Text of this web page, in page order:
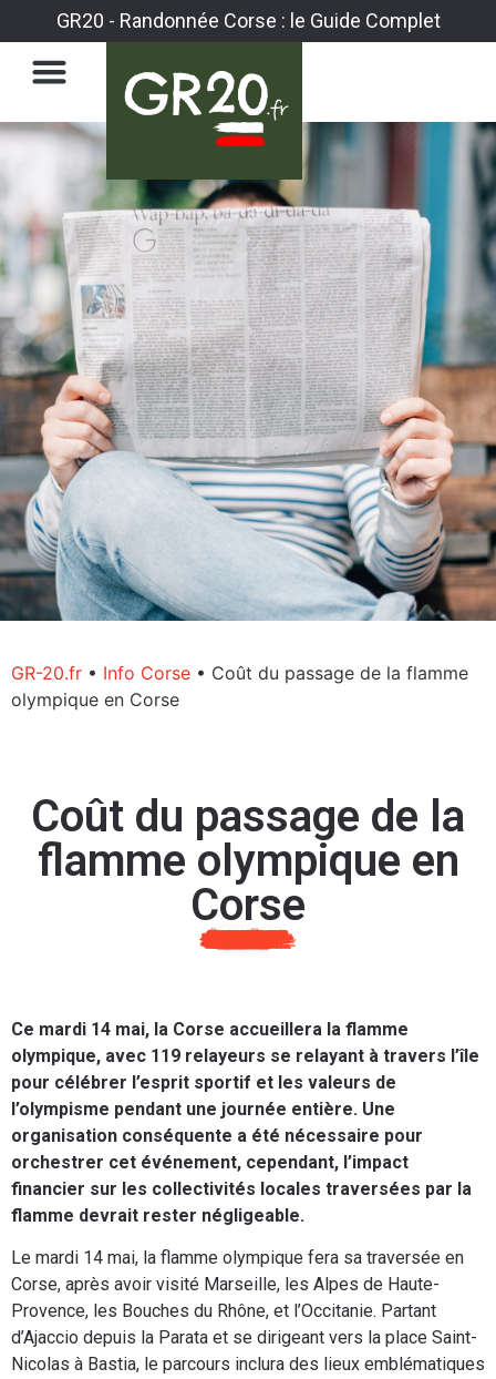
GR20 - Randonnée Corse : le Guide Complet
GR-20.fr • Info Corse • Coût du passage de la flamme
olympique en Corse
Coût du passage de la
flamme olympique en
Corse
Ce mardi 14 mai, la Corse accueillera la flamme
olympique, avec 119 relayeurs se relayant à travers l’île
pour célébrer l’esprit sportif et les valeurs de
l’olympisme pendant une journée entière. Une
organisation conséquente a été nécessaire pour
orchestrer cet événement, cependant, l’impact
financier sur les collectivités locales traversées par la
flamme devrait rester négligeable.
Le mardi 14 mai, la flamme olympique fera sa traversée en
Corse, après avoir visité Marseille, les Alpes de Haute-
Provence, les Bouches du Rhône, et l’Occitanie. Partant
d’Ajaccio depuis la Parata et se dirigeant vers la place Saint-
Nicolas à Bastia, le parcours inclura des lieux emblématiques